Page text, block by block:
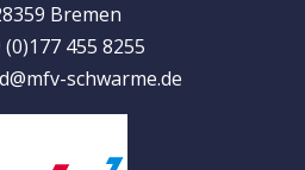
Bremen
(0)177 455 8255
schwarme.de